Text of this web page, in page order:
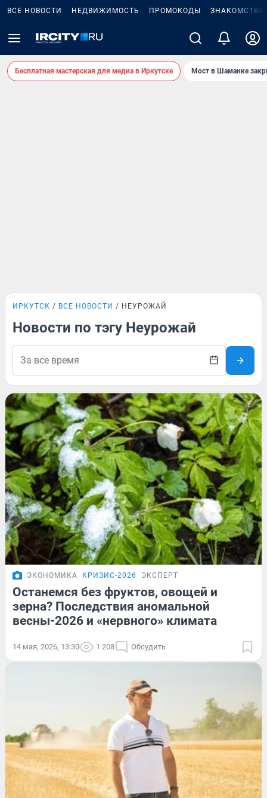
ВСЕ НОВОСТИ НЕДВИЖИМОСТЬ ПРОМОКОДЫ ЗНАКОМСТВА
Бесплатная мастерская для медиа в Иркутске Мост в Шаманке
ИРКУТСК ВСЕ НОВОСТИ НЕУРОЖАЙ
Новости по тэгу Неурожай
ЭКОНОМИКА КРИЗИС-2026 ЭКСПЕРТ
Останемся без фруктов, овощей и
зерна? Последствия аномальной
весны-2026 и «нервного» климата
14 мая, 2026, 13:30 1 208 Обсудить